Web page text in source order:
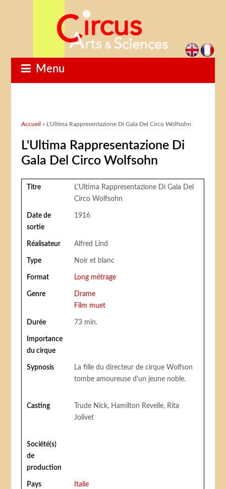
Menu
Vous êtes ici
Accueil » L'Ultima Rappresentazione Di Gala Del Circo Wolfsohn
L'Ultima Rappresentazione Di
Gala Del Circo Wolfsohn
Titre
L'Ultima Rappresentazione Di Gala Del
Circo Wolfsohn
Date de
sortie
1916
Réalisateur Alfred Lind
Type Noir et blanc
Format Long métrage
Genre
Drame
Film muet
Durée 73 min.
Importance
du cirque
Sypnosis
La fille du directeur de cirque Wolfson
tombe amoureuse d'un jeune noble.
Casting
Trude Nick, Hamilton Revelle, Rita
Jolivet
Société(s)
de
production
Pays Italie